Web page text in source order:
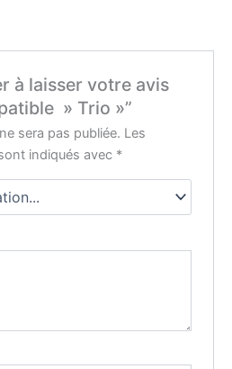
à laisser votre avis
» Trio »”
sera pas publiée. Les
indiqués avec *